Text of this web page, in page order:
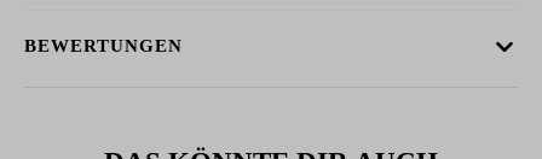
BEWERTUNGEN